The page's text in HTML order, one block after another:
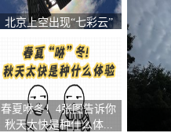
北京上空出现“七彩云”
春夏咻冬！4张图告诉你
秋天太快是种什么体...